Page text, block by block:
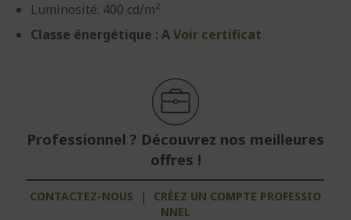
Luminosité: 400 cd/m²
Classe énergétique : AVoir certificat
Professionnel ? Découvrez nos meilleures
offres !
CONTACTEZ-NOUS |
CRÉEZ UN COMPTE PROFESSIO
NNEL